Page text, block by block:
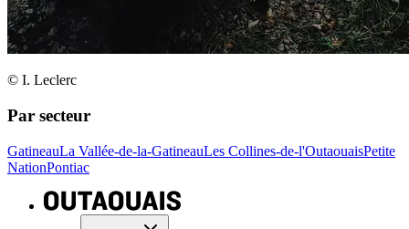
© I. Leclerc
Par secteur
GatineauLa Vallée-de-la-GatineauLes Collines-de-l'OutaouaisPetite
NationPontiac